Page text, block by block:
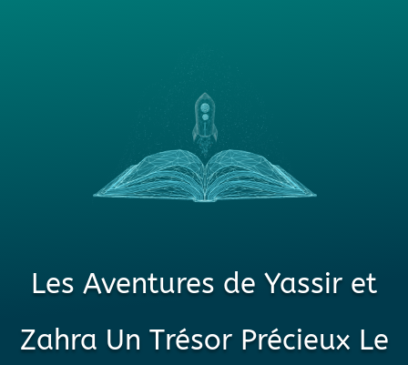
Les Aventures de Yassir et
Zahra Un Trésor Précieux Le